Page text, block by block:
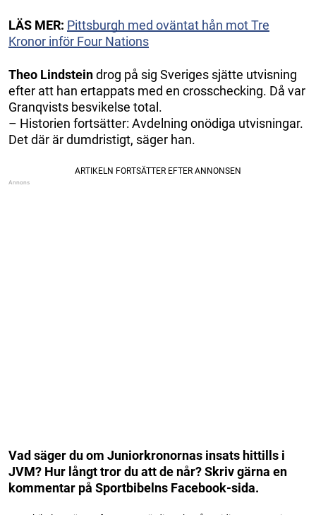
LÄS MER: Pittsburgh med oväntat hån mot Tre
Kronor inför Four Nations
Theo Lindsteindrog på sig Sveriges sjätte utvisning
efter att han ertappats med en crosschecking. Då var
Granqvists besvikelse total.
– Historien fortsätter: Avdelning onödiga utvisningar.
Det där är dumdristigt, säger han.
Vad säger du om Juniorkronornas insats hittills i
JVM? Hur långt tror du att de når? Skriv gärna en
kommentar på Sportbibelns Facebook-sida.